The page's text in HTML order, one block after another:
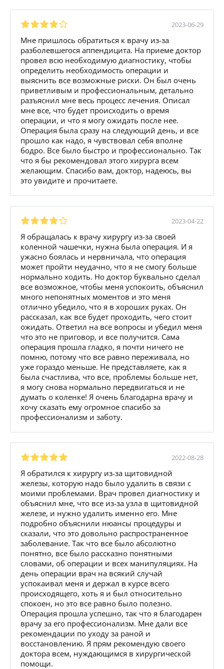
2023-06-29
Мне пришлось обратиться к врачу из-за
разболевшегося аппендицита. На приеме доктор
провел всю необходимую диагностику, чтобы
определить необходимость операции и
выяснить все возможные риски. Он был очень
приветливым и профессиональным, детально
разъяснил мне весь процесс лечения. Описал
мне все, что будет происходить о время
операции, и что я могу ожидать после нее.
Операция была сразу на следующий день, и все
прошло как надо, я чувствовал себя вполне
бодро. Все было быстро и профессионально. Так
что я бы рекомендовал этого хирурга всем
желающим. Спасибо вам, доктор, надеюсь, вы
это увидите и прочитаете.
2023-04-22
Я обращалась к врачу хирургу из-за своей
коленной чашечки, нужна была операция. И я
ужасно боялась и нервничала, что операция
может пройти неудачно, что я не смогу больше
нормально ходить. Но доктор буквально сделал
все возможное, чтобы меня успокоить, объяснил
много непонятных моментов и это меня
отлично убедило, что я в хороших руках. Он
рассказал, как все будет проходить, чего стоит
ожидать. Ответил на все вопросы и убедил меня
что это не приговор, и все получится. Сама
операция прошла гладко, я почти ничего не
помню, потому что все равно переживала, но
уже гораздо меньше. Не представляете, как я
была счастлива, что все, проблемы больше нет,
я могу снова нормально передвигаться и не
думать о коленке! Я очень благодарна врачу и
хочу сказать ему огромное спасибо за
профессионализм и заботу.
2022-08-28
Я обратился к хирургу из-за щитовидной
железы, которую надо было удалить в связи с
моими проблемами. Врач провел диагностику и
объяснил мне, что все из-за узла в щитовидной
железе, и нужно удалить именно его. Мне
подробно объяснили нюансы процедуры и
сказали, что это довольно распространенное
заболевание. Так что все было абсолютно
понятно, все было рассказно понятными
словами, об операции и всех манипуляциях. На
день операции врач на всякий случай
успокаивал меня и держал в курсе всего
происходящего, хоть я и был относительно
спокоен, но это все равно было полезно.
Операция прошла успешно, так что я благодарен
врачу за его профессионализм. Мне дали все
рекомендации по уходу за раной и
восстановлению. Я прям рекомендую своего
доктора всем, нуждающимся в хирургической
помощи.